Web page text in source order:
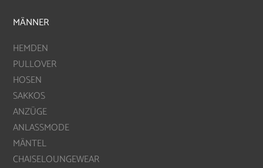
MÄNNER
HEMDEN
PULLOVER
HOSEN
SAKKOS
ANZÜGE
ANLASSMODE
MÄNTEL
CHAISELOUNGEWEAR